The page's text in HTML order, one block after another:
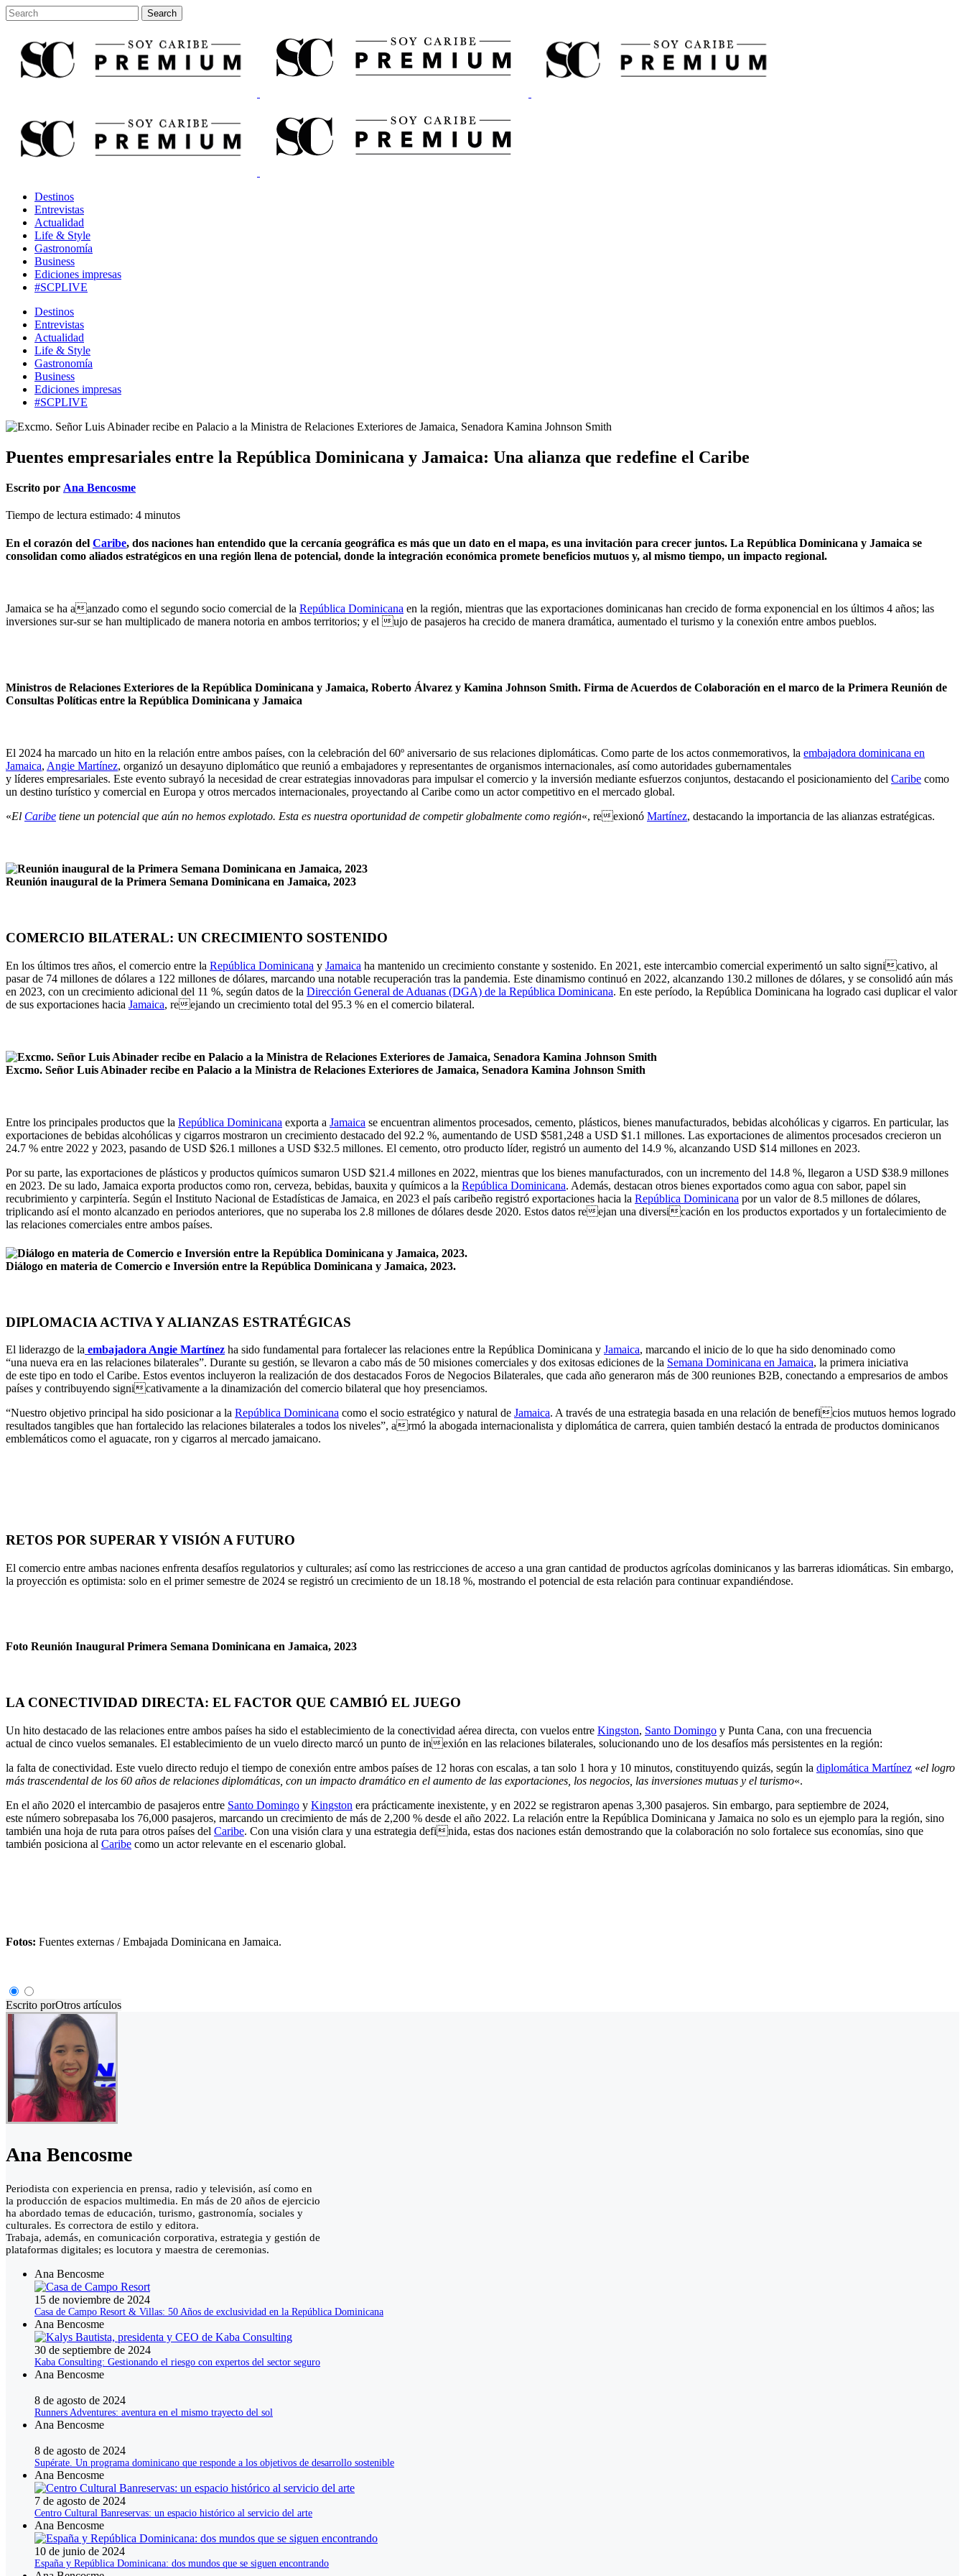
Destinos
Entrevistas
Actualidad
Life & Style
Gastronomía
Business
Ediciones impresas
#SCPLIVE
Destinos
Entrevistas
Actualidad
Life & Style
Gastronomía
Business
Ediciones impresas
#SCPLIVE
Puentes empresariales entre la República Dominicana y Jamaica: Una alianza que redefine el Caribe
Escrito por Ana Bencosme
Tiempo de lectura estimado: 4 minutos
En el corazón del Caribe, dos naciones han entendido que la cercanía geográfica es más que un dato en el mapa, es una invitación para crecer juntos. La República Dominicana y Jamaica se
consolidan como aliados estratégicos en una región llena de potencial, donde la integración económica promete beneficios mutuos y, al mismo tiempo, un impacto regional.
Jamaica se ha aanzado como el segundo socio comercial de la República Dominicana en la región, mientras que las exportaciones dominicanas han crecido de forma exponencial en los últimos 4 años; las
inversiones sur-sur se han multiplicado de manera notoria en ambos territorios; y el ujo de pasajeros ha crecido de manera dramática, aumentado el turismo y la conexión entre ambos pueblos.
Ministros de Relaciones Exteriores de la República Dominicana y Jamaica, Roberto Álvarez y Kamina Johnson Smith. Firma de Acuerdos de Colaboración en el marco de la Primera Reunión de
Consultas Políticas entre la República Dominicana y Jamaica
El 2024 ha marcado un hito en la relación entre ambos países, con la celebración del 60º aniversario de sus relaciones diplomáticas. Como parte de los actos conmemorativos, la embajadora dominicana en
Jamaica, Angie Martínez, organizó un desayuno diplomático que reunió a embajadores y representantes de organismos internacionales, así como autoridades gubernamentales
y líderes empresariales. Este evento subrayó la necesidad de crear estrategias innovadoras para impulsar el comercio y la inversión mediante esfuerzos conjuntos, destacando el posicionamiento del Caribe como
un destino turístico y comercial en Europa y otros mercados internacionales, proyectando al Caribe como un actor competitivo en el mercado global.
«El Caribe tiene un potencial que aún no hemos explotado. Esta es nuestra oportunidad de competir globalmente como región«, reexionó Martínez, destacando la importancia de las alianzas estratégicas.
Reunión inaugural de la Primera Semana Dominicana en Jamaica, 2023
COMERCIO BILATERAL: UN CRECIMIENTO SOSTENIDO
En los últimos tres años, el comercio entre la República Dominicana y Jamaica ha mantenido un crecimiento constante y sostenido. En 2021, este intercambio comercial experimentó un salto signicativo, al
pasar de 74 millones de dólares a 122 millones de dólares, marcando una notable recuperación tras la pandemia. Este dinamismo continuó en 2022, alcanzando 130.2 millones de dólares, y se consolidó aún más
en 2023, con un crecimiento adicional del 11 %, según datos de la Dirección General de Aduanas (DGA) de la República Dominicana. En este período, la República Dominicana ha logrado casi duplicar el valor
de sus exportaciones hacia Jamaica, reejando un crecimiento total del 95.3 % en el comercio bilateral.
Excmo. Señor Luis Abinader recibe en Palacio a la Ministra de Relaciones Exteriores de Jamaica, Senadora Kamina Johnson Smith
Entre los principales productos que la República Dominicana exporta a Jamaica se encuentran alimentos procesados, cemento, plásticos, bienes manufacturados, bebidas alcohólicas y cigarros. En particular, las
exportaciones de bebidas alcohólicas y cigarros mostraron un crecimiento destacado del 92.2 %, aumentando de USD $581,248 a USD $1.1 millones. Las exportaciones de alimentos procesados crecieron un
24.7 % entre 2022 y 2023, pasando de USD $26.1 millones a USD $32.5 millones. El cemento, otro producto líder, registró un aumento del 14.9 %, alcanzando USD $14 millones en 2023.
Por su parte, las exportaciones de plásticos y productos químicos sumaron USD $21.4 millones en 2022, mientras que los bienes manufacturados, con un incremento del 14.8 %, llegaron a USD $38.9 millones
en 2023. De su lado, Jamaica exporta productos como ron, cerveza, bebidas, bauxita y químicos a la República Dominicana. Además, destacan otros bienes exportados como agua con sabor, papel sin
recubrimiento y carpintería. Según el Instituto Nacional de Estadísticas de Jamaica, en 2023 el país caribeño registró exportaciones hacia la República Dominicana por un valor de 8.5 millones de dólares,
triplicando así el monto alcanzado en periodos anteriores, que no superaba los 2.8 millones de dólares desde 2020. Estos datos reejan una diversicación en los productos exportados y un fortalecimiento de
las relaciones comerciales entre ambos países.
Diálogo en materia de Comercio e Inversión entre la República Dominicana y Jamaica, 2023.
DIPLOMACIA ACTIVA Y ALIANZAS ESTRATÉGICAS
El liderazgo de la embajadora Angie Martínez ha sido fundamental para fortalecer las relaciones entre la República Dominicana y Jamaica, marcando el inicio de lo que ha sido denominado como
“una nueva era en las relaciones bilaterales”. Durante su gestión, se llevaron a cabo más de 50 misiones comerciales y dos exitosas ediciones de la Semana Dominicana en Jamaica, la primera iniciativa
de este tipo en todo el Caribe. Estos eventos incluyeron la realización de dos destacados Foros de Negocios Bilaterales, que cada año generaron más de 300 reuniones B2B, conectando a empresarios de ambos
países y contribuyendo signicativamente a la dinamización del comercio bilateral que hoy presenciamos.
“Nuestro objetivo principal ha sido posicionar a la República Dominicana como el socio estratégico y natural de Jamaica. A través de una estrategia basada en una relación de beneficios mutuos hemos logrado
resultados tangibles que han fortalecido las relaciones bilaterales a todos los niveles”, armó la abogada internacionalista y diplomática de carrera, quien también destacó la entrada de productos dominicanos
emblemáticos como el aguacate, ron y cigarros al mercado jamaicano.
RETOS POR SUPERAR Y VISIÓN A FUTURO
El comercio entre ambas naciones enfrenta desafíos regulatorios y culturales; así como las restricciones de acceso a una gran cantidad de productos agrícolas dominicanos y las barreras idiomáticas. Sin embargo,
la proyección es optimista: solo en el primer semestre de 2024 se registró un crecimiento de un 18.18 %, mostrando el potencial de esta relación para continuar expandiéndose.
Foto Reunión Inaugural Primera Semana Dominicana en Jamaica, 2023
LA CONECTIVIDAD DIRECTA: EL FACTOR QUE CAMBIÓ EL JUEGO
Un hito destacado de las relaciones entre ambos países ha sido el establecimiento de la conectividad aérea directa, con vuelos entre Kingston, Santo Domingo y Punta Cana, con una frecuencia
actual de cinco vuelos semanales. El establecimiento de un vuelo directo marcó un punto de inexión en las relaciones bilaterales, solucionando uno de los desafíos más persistentes en la región:
la falta de conectividad. Este vuelo directo redujo el tiempo de conexión entre ambos países de 12 horas con escalas, a tan solo 1 hora y 10 minutos, constituyendo quizás, según la diplomática Martínez «el logro
más trascendental de los 60 años de relaciones diplomáticas, con un impacto dramático en el aumento de las exportaciones, los negocios, las inversiones mutuas y el turismo«.
En el año 2020 el intercambio de pasajeros entre Santo Domingo y Kingston era prácticamente inexistente, y en 2022 se registraron apenas 3,300 pasajeros. Sin embargo, para septiembre de 2024,
este número sobrepasaba los 76,000 pasajeros, marcando un crecimiento de más de 2,200 % desde el año 2022. La relación entre la República Dominicana y Jamaica no solo es un ejemplo para la región, sino
también una hoja de ruta para otros países del Caribe. Con una visión clara y una estrategia definida, estas dos naciones están demostrando que la colaboración no solo fortalece sus economías, sino que
también posiciona al Caribe como un actor relevante en el escenario global.
Fotos: Fuentes externas / Embajada Dominicana en Jamaica.
Escrito porOtros artículos
Ana Bencosme
Periodista con experiencia en prensa, radio y televisión, así como en
la producción de espacios multimedia. En más de 20 años de ejercicio
ha abordado temas de educación, turismo, gastronomía, sociales y
culturales. Es correctora de estilo y editora.
Trabaja, además, en comunicación corporativa, estrategia y gestión de
plataformas digitales; es locutora y maestra de ceremonias.
Ana Bencosme
15 de noviembre de 2024
Casa de Campo Resort & Villas: 50 Años de exclusividad en la República Dominicana
Ana Bencosme
30 de septiembre de 2024
Kaba Consulting: Gestionando el riesgo con expertos del sector seguro
Ana Bencosme
8 de agosto de 2024
Runners Adventures: aventura en el mismo trayecto del sol
Ana Bencosme
8 de agosto de 2024
Supérate. Un programa dominicano que responde a los objetivos de desarrollo sostenible
Ana Bencosme
7 de agosto de 2024
Centro Cultural Banreservas: un espacio histórico al servicio del arte
Ana Bencosme
10 de junio de 2024
España y República Dominicana: dos mundos que se siguen encontrando